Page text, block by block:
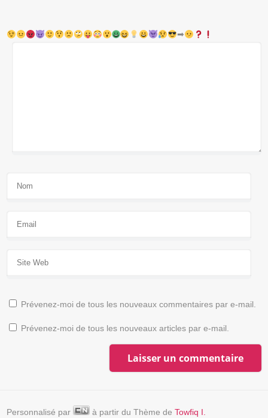
➡
Prévenez-moi de tous les nouveaux commentaires par e-mail.
Prévenez-moi de tous les nouveaux articles par e-mail.
Personnalisé par à partir du Thème deTowfiq I.